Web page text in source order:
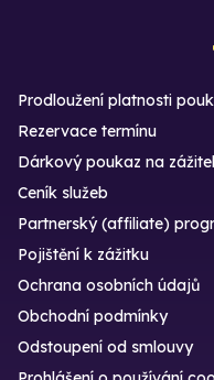
Prodloužení platnosti
Rezervace termínu
Dárkový poukaz na
Ceník služeb
Partnerský (affiliate)
Pojištění k zážitku
Ochrana osobních údajů
Obchodní podmínky
Odstoupení od smlouvy